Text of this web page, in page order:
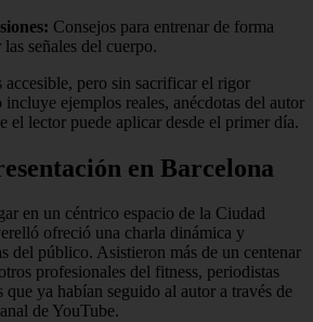
Consejos para entrenar de forma
señales del cuerpo.
accesible, pero sin sacrificar el rigor
ejemplos reales, anécdotas del autor
el lector puede aplicar desde el primer día.
en Barcelona
en un céntrico espacio de la Ciudad
ofreció una charla dinámica y
del público. Asistieron más de un centenar
profesionales del fitness, periodistas
que ya habían seguido al autor a través de
de YouTube.